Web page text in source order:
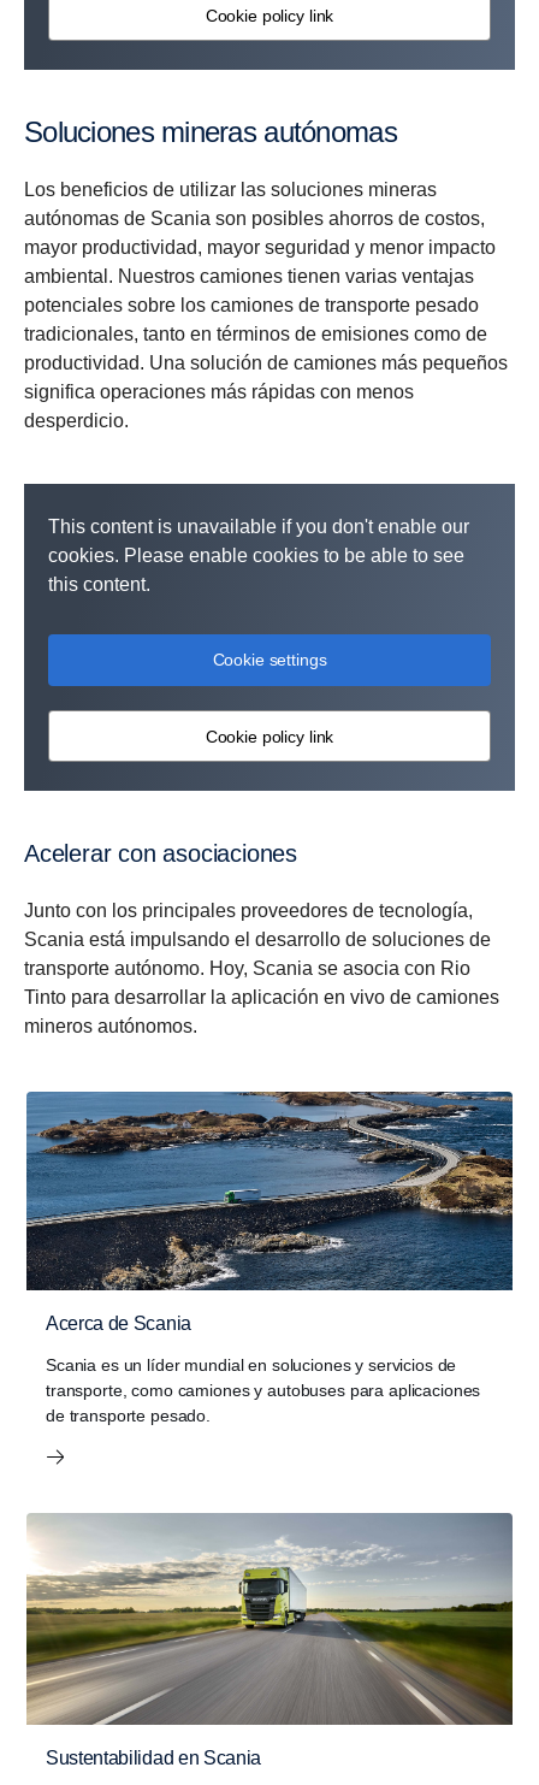
Cookie policy link
Soluciones mineras autónomas
Los beneficios de utilizar las soluciones mineras
autónomas de Scania son posibles ahorros de costos,
mayor productividad, mayor seguridad y menor impacto
ambiental. Nuestros camiones tienen varias ventajas
potenciales sobre los camiones de transporte pesado
tradicionales, tanto en términos de emisiones como de
productividad. Una solución de camiones más pequeños
significa operaciones más rápidas con menos
desperdicio.
This content is unavailable if you don't enable our
cookies. Please enable cookies to be able to see
this content.
Cookie settings
Cookie policy link
Acelerar con asociaciones
Junto con los principales proveedores de tecnología,
Scania está impulsando el desarrollo de soluciones de
transporte autónomo. Hoy, Scania se asocia con Rio
Tinto para desarrollar la aplicación en vivo de camiones
mineros autónomos.
Acerca de Scania
Scania es un líder mundial en soluciones y servicios de
transporte, como camiones y autobuses para aplicaciones
de transporte pesado.
Sustentabilidad en Scania